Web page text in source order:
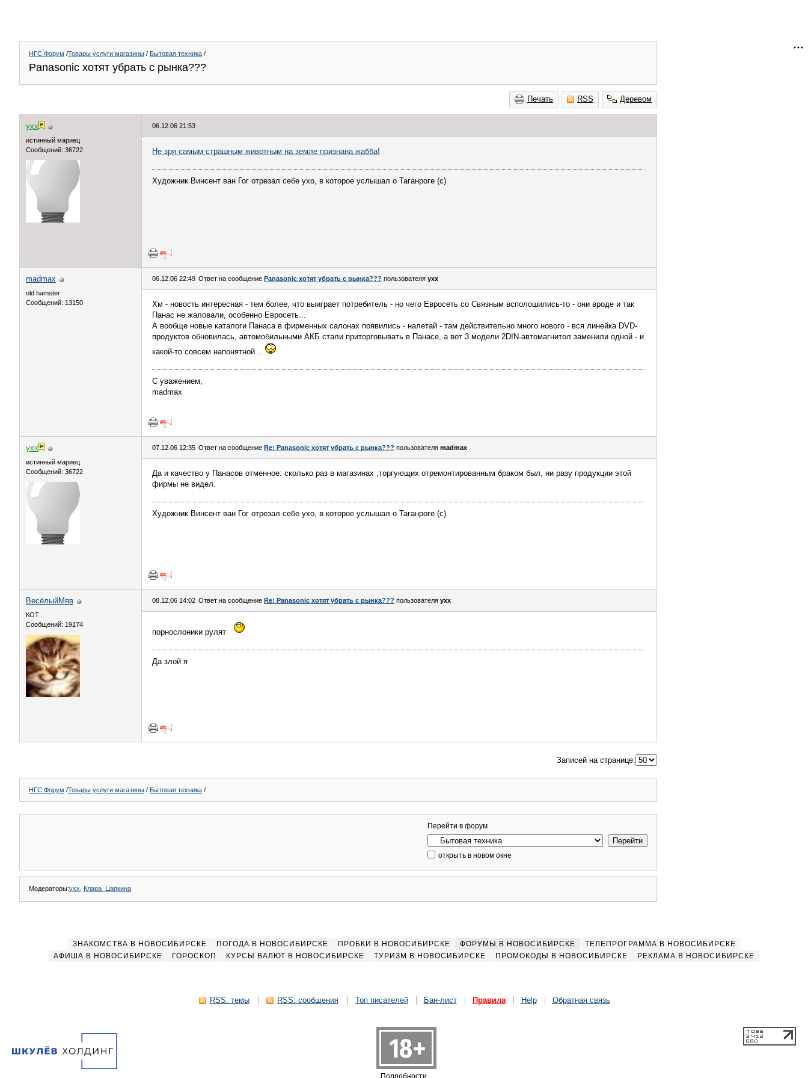
НГС.Форум /Товары услуги магазины / Бытовая техника /
Panasonic хотят убрать с рынка???
Печать RSS Деревом
yxx
истинный мариец
Сообщений: 36722
06.12.06 21:53
Не зря самым страшным животным на земле признана жабба!
Художник Винсент ван Гог отрезал себе ухо, в которое услышал о Таганроге (с)
madmax
old hamster
Сообщений: 13150
06.12.06 22:49 Ответ на сообщение Panasonic хотят убрать с рынка??? пользователя yxx
Хм - новость интересная - тем более, что выиграет потребитель - но чего Евросеть со Связным всполошились-то - они вроде и так
Панас не жаловали, особенно Евросеть...
А вообще новые каталоги Панаса в фирменных салонах появились - налетай - там действительно много нового - вся линейка DVD-
продуктов обновилась, автомобильными АКБ стали приторговывать в Панасе, а вот 3 модели 2DIN-автомагнитол заменили одной - и
какой-то совсем напонятной...
С уважением,
madmax
yxx
истинный мариец
Сообщений: 36722
07.12.06 12:35 Ответ на сообщение Re: Panasonic хотят убрать с рынка??? пользователя madmax
Да и качество у Панасов отменное: сколько раз в магазинах ,торгующих отремонтированным браком был, ни разу продукции этой
фирмы не видел.
Художник Винсент ван Гог отрезал себе ухо, в которое услышал о Таганроге (с)
ВесёлыйМяв
КОТ
Сообщений: 19174
08.12.06 14:02 Ответ на сообщение Re: Panasonic хотят убрать с рынка??? пользователя yxx
порнослоники рулят
Да злой я
Записей на странице:
НГС.Форум /Товары услуги магазины / Бытовая техника /
Перейти в форум
открыть в новом окне
Модераторы:yxx Клара_Цапкина
ЗНАКОМСТВА В НОВОСИБИРСКЕ ПОГОДА В НОВОСИБИРСКЕ ПРОБКИ В НОВОСИБИРСКЕ ФОРУМЫ В НОВОСИБИРСКЕ
ТЕЛЕПРОГРАММА В НОВОСИБИРСКЕ
АФИША В НОВОСИБИРСКЕ
ГОРОСКОП КУРСЫ ВАЛЮТ В НОВОСИБИРСКЕ ТУРИЗМ В НОВОСИБИРСКЕ ПРОМОКОДЫ В НОВОСИБИРСКЕ РЕКЛАМА В НОВОСИБИРСКЕ
RSS: темы RSS: сообщения Топ писателей Бан-лист Правила Help Обратная связь
Подробности...